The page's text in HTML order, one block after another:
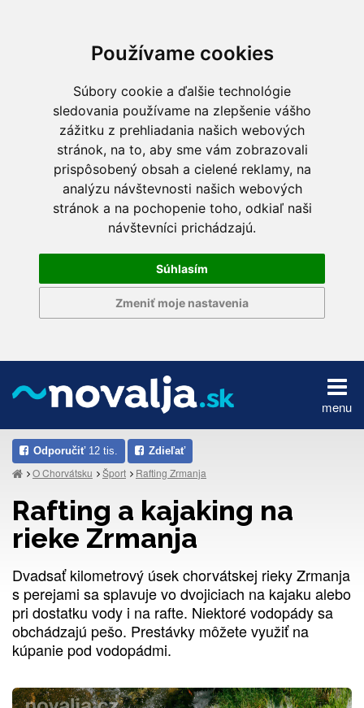
Používame cookies
Súbory cookie a ďalšie technológie
sledovania používame na zlepšenie vášho
zážitku z prehliadania našich webových
stránok, na to, aby sme vám zobrazovali
prispôsobený obsah a cielené reklamy, na
analýzu návštevnosti našich webových
stránok a na pochopenie toho, odkiaľ naši
návštevníci prichádzajú.
Súhlasím
Zmeniť moje nastavenia
menu
Odporučiť12 tis. Zdieľať
O Chorvátsku Šport Rafting Zrmanja
Rafting a kajaking na
rieke Zrmanja
Dvadsať kilometrový úsek chorvátskej rieky Zrmanja
s perejami sa splavuje vo dvojiciach na kajaku alebo
pri dostatku vody i na rafte. Niektoré vodopády sa
obchádzajú pešo. Prestávky môžete využiť na
kúpanie pod vodopádmi.